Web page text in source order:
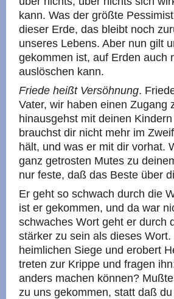
kann. Was der größte
dieser Erde, das bleibt noch
unseres Lebens. Aber nun gilt
gekommen ist, auf Erden auch
auslöschen kann.
Friede heißt Versöhnung.
Vater, wir haben einen Zugang
hinausgehst mit deinen
brauchst dir nicht mehr im
hält, und was er mit dir vorhat.
ganz getrosten Mutes zu
nur feste, daß das Beste über
Er geht so schwach durch die
ist er gekommen, und da war
schwaches Wort geht er durch
stärker zu sein als dieses
heimlichen Siege und erobert
treten zur Krippe und fragen
anders machen können?
zu uns gekommen, statt daß